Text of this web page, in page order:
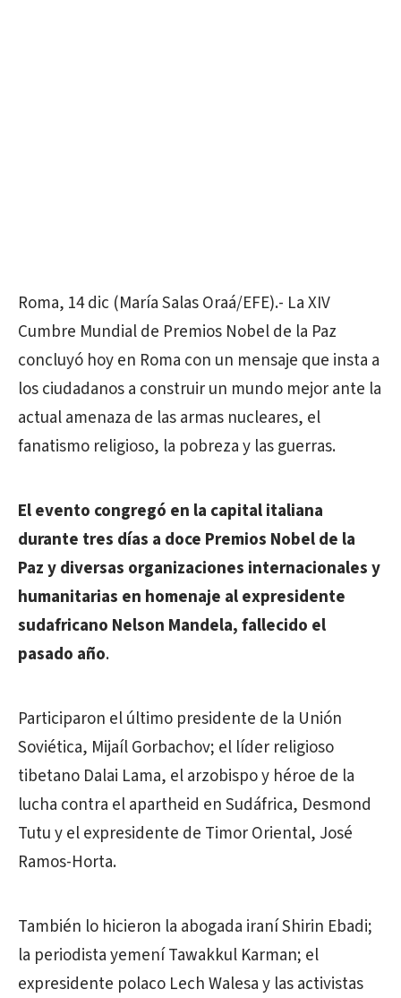
Roma, 14 dic (María Salas Oraá/EFE).- La XIV
Cumbre Mundial de Premios Nobel de la Paz
concluyó hoy en Roma con un mensaje que insta a
los ciudadanos a construir un mundo mejor ante la
actual amenaza de las armas nucleares, el
fanatismo religioso, la pobreza y las guerras.
El evento congregó en la capital italiana
durante tres días a doce Premios Nobel de la
Paz y diversas organizaciones internacionales y
humanitarias en homenaje al expresidente
sudafricano Nelson Mandela, fallecido el
pasado año.
Participaron el último presidente de la Unión
Soviética, Mijaíl Gorbachov; el líder religioso
tibetano Dalai Lama, el arzobispo y héroe de la
lucha contra el apartheid en Sudáfrica, Desmond
Tutu y el expresidente de Timor Oriental, José
Ramos-Horta.
También lo hicieron la abogada iraní Shirin Ebadi;
la periodista yemení Tawakkul Karman; el
expresidente polaco Lech Walesa y las activistas